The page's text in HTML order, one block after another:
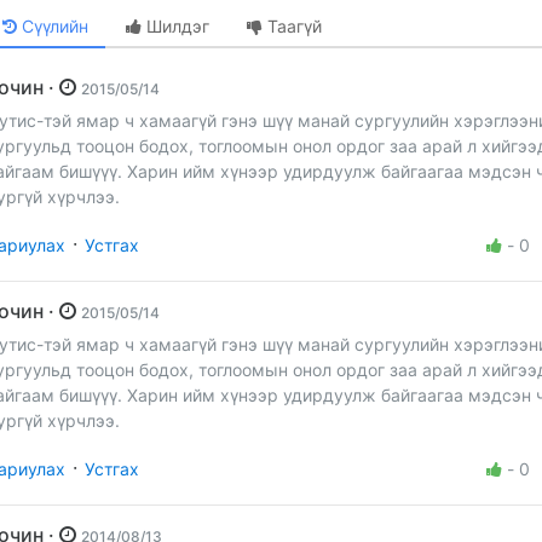
Сүүлийн Шилдэг Таагүй
Зочин · 2015/05/14
тэй ямар ч хамаагүй гэнэ шүү манай сургуулийн
тооцон бодох, тоглоомын онол ордог заа арай л
бишүүү. Харин ийм хүнээр удирдуулж байгаагаа мэдсэн
хүрчлээ.
· Устгах - 0
Зочин · 2015/05/14
тэй ямар ч хамаагүй гэнэ шүү манай сургуулийн
тооцон бодох, тоглоомын онол ордог заа арай л
бишүүү. Харин ийм хүнээр удирдуулж байгаагаа мэдсэн
хүрчлээ.
· Устгах - 0
Зочин · 2014/08/13